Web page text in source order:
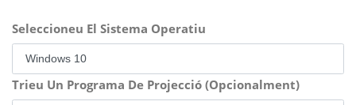
Seleccioneu El Sistema Operatiu
Trieu Un Programa De Projecció (Opcionalment)